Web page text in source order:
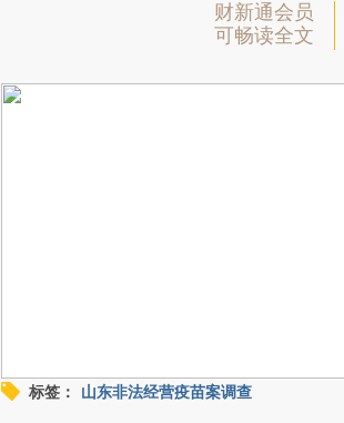
财新通会员
可畅读全文
标签： 山东非法经营疫苗案调查